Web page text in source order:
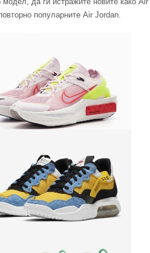
популарните Air Jordan.